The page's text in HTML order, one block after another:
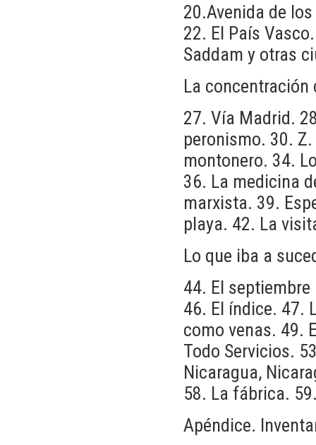
20.Avenida de
22. El País
Saddam y otras
La
27. Vía Madrid.
peronismo. 30.
montonero. 34.
36. La medicina
marxista. 39.
playa. 42. La
Lo que iba a
44. El
46. El índice. 47.
como venas. 49.
Todo Servicios.
Nicaragua,
58. La fábrica.
Apéndice.